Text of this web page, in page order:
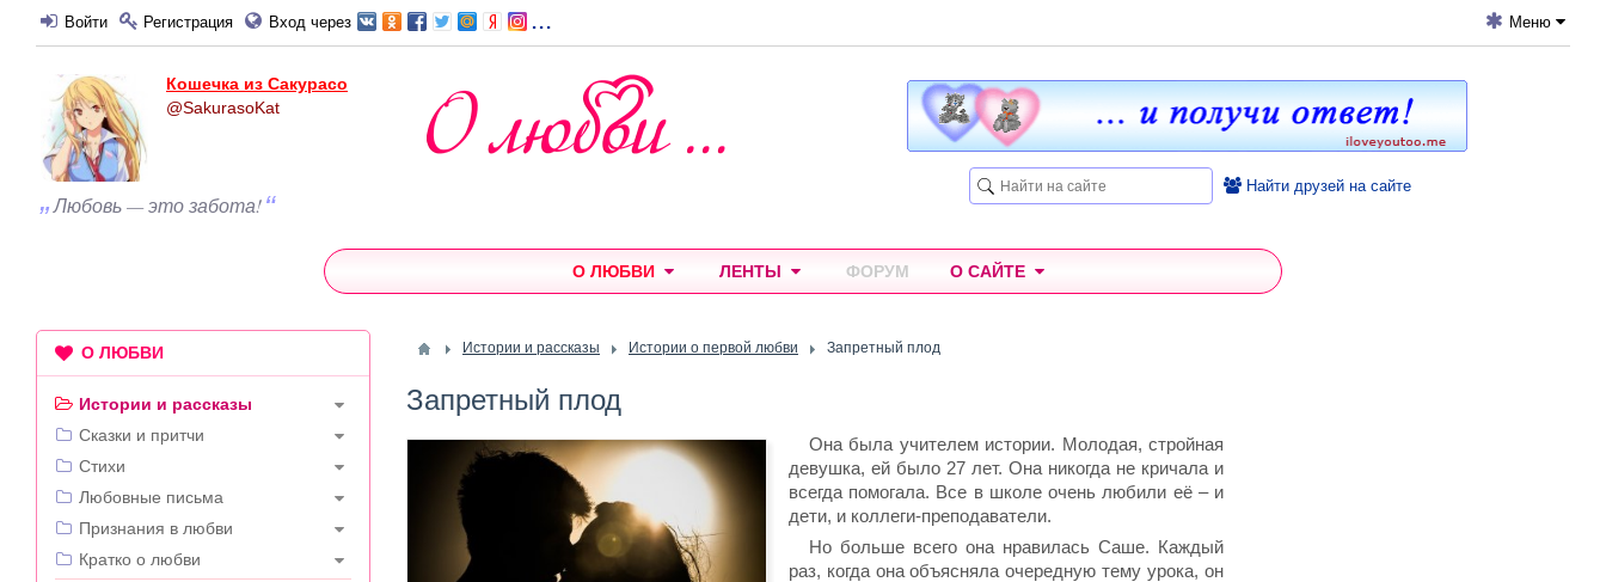
Войти Регистрация Вход через ... Меню
Найти друзей на сайте
Кошечка из Сакурасо
@SakurasoKat
Любовь — это забота!
О ЛЮБВИ ЛЕНТЫ ФОРУМ О САЙТЕ
Истории и рассказы Истории о первой любви Запретный плод
Запретный плод
Она была учителем истории. Молодая, стройная
девушка, ей было 27 лет. Она никогда не кричала и
всегда помогала. Все в школе очень любили её – и
дети, и коллеги-преподаватели.
Но больше всего она нравилась Саше. Каждый
раз, когда она объясняла очередную тему урока, он
О ЛЮБВИ
Истории и рассказы
Сказки и притчи
Стихи
Любовные письма
Признания в любви
Кратко о любви